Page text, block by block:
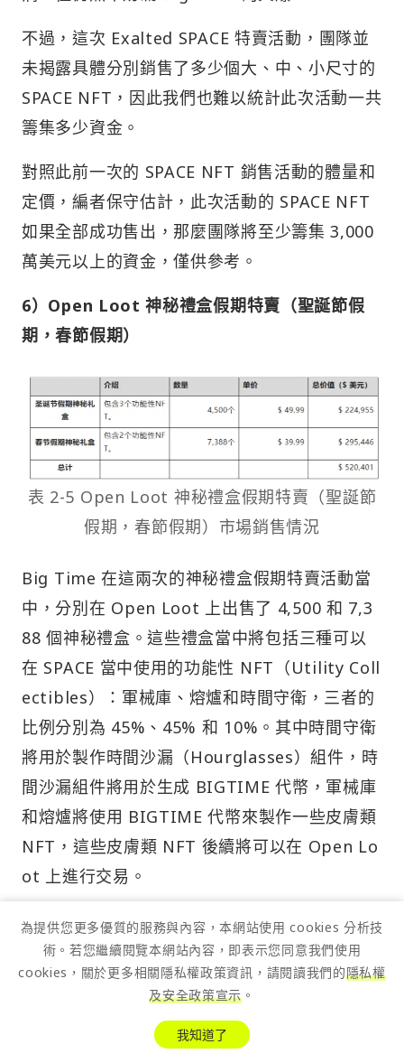
不過，這次 Exalted SPACE 特賣活動，團隊並
未揭露具體分別銷售了多少個大、中、小尺寸的
SPACE NFT，因此我們也難以統計此次活動一共
籌集多少資金。
對照此前一次的 SPACE NFT 銷售活動的體量和
定價，編者保守估計，此次活動的 SPACE NFT
如果全部成功售出，那麼團隊將至少籌集 3,000
萬美元以上的資金，僅供參考。
6）Open Loot 神秘禮盒假期特賣（聖誕節假
期，春節假期）
表 2-5 Open Loot 神秘禮盒假期特賣（聖誕節
假期，春節假期）市場銷售情況
Big Time 在這兩次的神秘禮盒假期特賣活動當
中，分別在 Open Loot 上出售了 4,500 和 7,3
88 個神秘禮盒。這些禮盒當中將包括三種可以
在 SPACE 當中使用的功能性 NFT（Utility Coll
ectibles）：軍械庫、熔爐和時間守衛，三者的
比例分別為 45%、45% 和 10%。其中時間守衛
將用於製作時間沙漏（Hourglasses）組件，時
間沙漏組件將用於生成 BIGTIME 代幣，軍械庫
和熔爐將使用 BIGTIME 代幣來製作一些皮膚類
NFT，這些皮膚類 NFT 後續將可以在 Open Lo
ot 上進行交易。
每個聖誕節假期的神秘禮盒當中將能開出 3 個功
能性 NFT，在春節假期的神秘禮盒特賣當中將僅
能開出 2 個功能性 NFT，但是團隊將春節假期
神秘禮盒當中的軍械庫、熔爐和時間守衛的爆率
統一調整為了 33.3%。 此外聖誕節假期神秘禮
為提供您更多優質的服務與內容，本網站使用 cookies 分析技
術。若您繼續閱覽本網站內容，即表示您同意我們使用
cookies，關於更多相關隱私權政策資訊，請閱讀我們的隱私權
及安全政策宣示 。
我知道了